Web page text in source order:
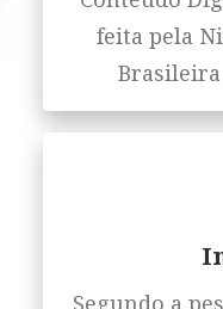
feita pela
Brasileira
Segundo a